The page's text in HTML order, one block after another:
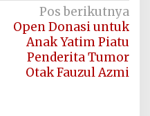
Pos berikutnya
Open Donasi untuk
Anak Yatim Piatu
Penderita Tumor
Otak Fauzul Azmi